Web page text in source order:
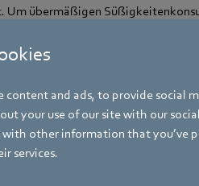
content and ads, to provide social
your use of our site with our
other information that you’ve
services.
Um übermäßigen
überzeugte die Jury im Fachgebiet
Schüler experimentieren eine
Schwarz-Schule in Erlenbach
dauerhaft induktiv über das